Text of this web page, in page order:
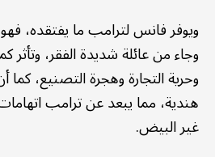
ويوفر فانس لترامب ما يفتقده،
وجاء من عائلة شديدة الفقر، وتأثر
وحرية التجارة وهجرة التصنيع،
هندية، مما يبعد عن ترامب
غير البيض.